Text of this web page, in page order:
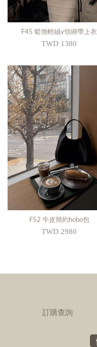
F45 鬆弛輕絨v領綁帶上衣
TWD 1380
F52 牛皮簡約hobo包
TWD 2980
訂購查詢